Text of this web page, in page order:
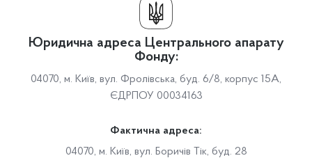
Юридична адреса Центрального апарату
Фонду:
04070, м. Київ, вул. Фролівська, буд. 6/8, корпус 15А,
ЄДРПОУ 00034163
Фактична адреса:
04070, м. Київ, вул. Боричів Тік, буд. 28